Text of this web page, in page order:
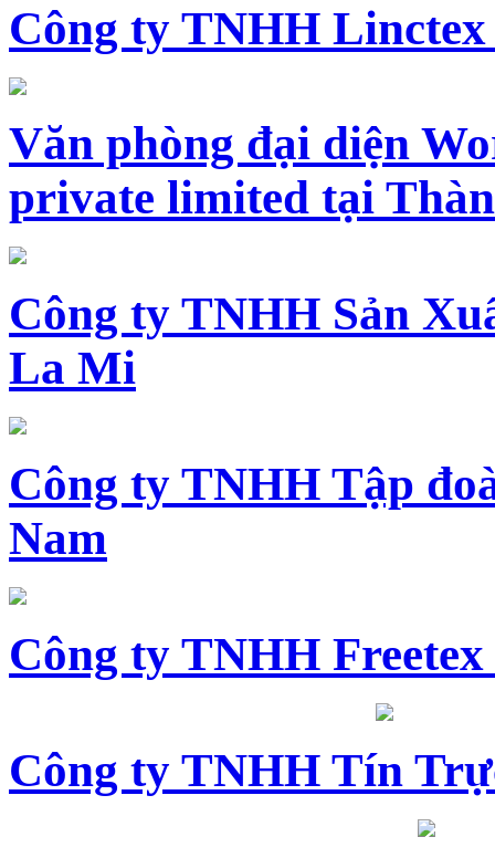
Công ty TNHH Linctex
Văn phòng đại diện
private limited tại
Công ty TNHH Sản
La Mi
Công ty TNHH Tập
Nam
Công ty TNHH
Công ty TNHH Tín